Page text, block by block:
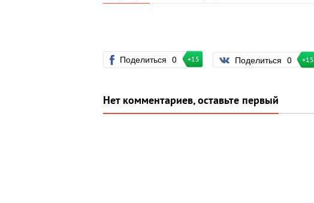
Поделиться 0 +15 Поделиться 0 +15
Нет комментариев, оставьте первый